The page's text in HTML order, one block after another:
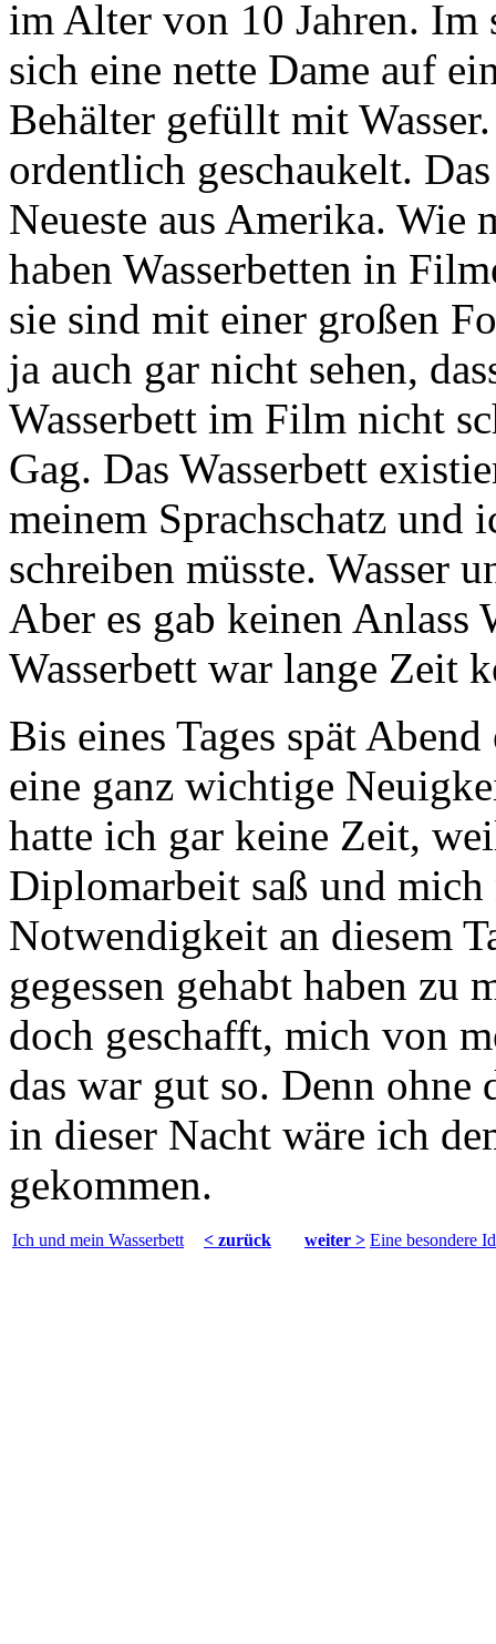
im Alter von 10 Jahren. Im
sich eine nette Dame auf
Behälter gefüllt mit
ordentlich geschaukelt.
Neueste aus Amerika. Wie
haben Wasserbetten in
sie sind mit einer großen
ja auch gar nicht sehen,
Wasserbett im Film nicht
Gag. Das Wasserbett
meinem Sprachschatz und
schreiben müsste. Wasser
Aber es gab keinen Anlass
Wasserbett war lange Zeit
Bis eines Tages spät
eine ganz wichtige
hatte ich gar keine Zeit,
Diplomarbeit saß und
Notwendigkeit an diesem
gegessen gehabt haben zu
doch geschafft, mich von
das war gut so. Denn ohne
in dieser Nacht wäre ich
gekommen.
Ich und mein Wasserbett < zurück weiter > Eine besondere